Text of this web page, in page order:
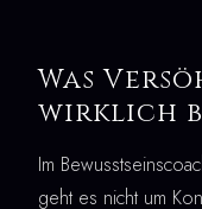
Was
wirklich
Im
geht es nicht um